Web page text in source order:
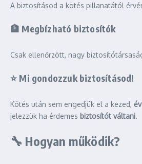
A biztosításod a kötés pillanatától
🏦 Megbízható biztosítók
Csak ellenőrzött, nagy
⭐ Mi gondozzuk biztosításod!
Kötés után sem engedjük el a kezed,
jelezzük ha érdemes biztosítót váltani.
🔧 Hogyan működik?